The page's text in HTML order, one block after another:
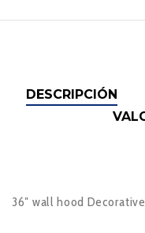
DESCRIPCIÓN
36″ wall hood